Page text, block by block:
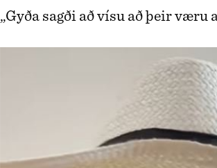
„Gyða sagði að vísu að þeir